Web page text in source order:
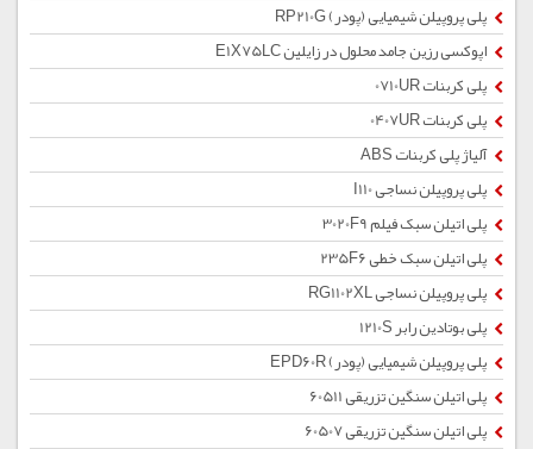
پلی پروپیلن شیمیایی (پودر) RP210G
اپوکسی رزین جامد محلول در زایلین E1X75LC
پلی کربنات 0710UR
پلی کربنات 0407UR
آلیاژ پلی کربنات ABS
پلی پروپیلن نساجی I110
پلی اتیلن سبک فیلم 3020F9
پلی اتیلن سبک خطی 235F6
پلی پروپیلن نساجی RG1102XL
پلی بوتادین رابر 1210S
پلی پروپیلن شیمیایی (پودر) EPD60R
پلی اتیلن سنگین تزریقی 60511
پلی اتیلن سنگین تزریقی 60507